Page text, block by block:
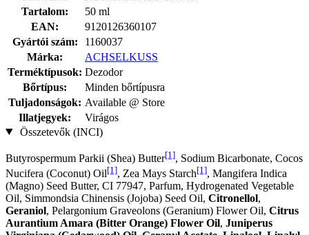
Tartalom:
50 ml
EAN:
9120126360107
Gyártói szám:
1160037
Márka:
ACHSELKUSS
Terméktípusok: Dezodor
Bőrtípus:
Minden bőrtípusra
Tuljadonságok: Available @ Store
Illatjegyek:
Virágos
Összetevők (INCI)
Butyrospermum Parkii (Shea) Butter[1], Sodium Bicarbonate, Cocos
Nucifera (Coconut) Oil[1], Zea Mays Starch[1], Mangifera Indica
(Magno) Seed Butter, CI 77947, Parfum, Hydrogenated Vegetable
Oil, Simmondsia Chinensis (Jojoba) Seed Oil, Citronellol,
Geraniol, Pelargonium Graveolons (Geranium) Flower Oil, Citrus
Aurantium Amara (Bitter Orange) Flower Oil, Juniperus